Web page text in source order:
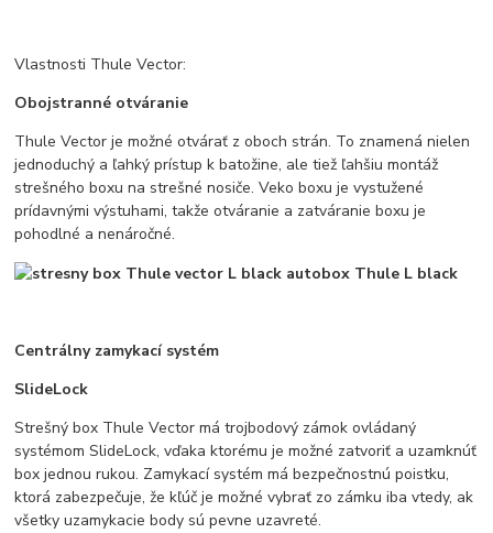
Vlastnosti Thule Vector:
Obojstranné otváranie
Thule Vector je možné otvárať z oboch strán. To znamená nielen
jednoduchý a ľahký prístup k batožine, ale tiež ľahšiu montáž
strešného boxu na strešné nosiče. Veko boxu je vystužené
prídavnými výstuhami, takže otváranie a zatváranie boxu je
pohodlné a nenáročné.
Centrálny zamykací systém
SlideLock
Strešný box Thule Vector má trojbodový zámok ovládaný
systémom SlideLock, vďaka ktorému je možné zatvoriť a uzamknúť
box jednou rukou. Zamykací systém má bezpečnostnú poistku,
ktorá zabezpečuje, že kľúč je možné vybrať zo zámku iba vtedy, ak
všetky uzamykacie body sú pevne uzavreté.